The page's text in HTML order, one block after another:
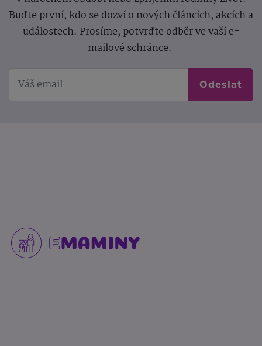
Buďte první, kdo se dozví o nových článcích, akcích a
událostech. Prosíme, potvrďte odběr ve vaší e-
mailové schránce.
Odeslat